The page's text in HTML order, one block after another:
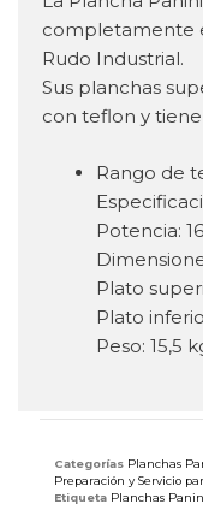
completamente
Rudo Industrial.
Sus planchas
con teflon y
Rango de
Potencia:
Plato
Plato
Peso: 15,5
Categorías Planchas
Preparación y Servicio
Etiqueta Planchas